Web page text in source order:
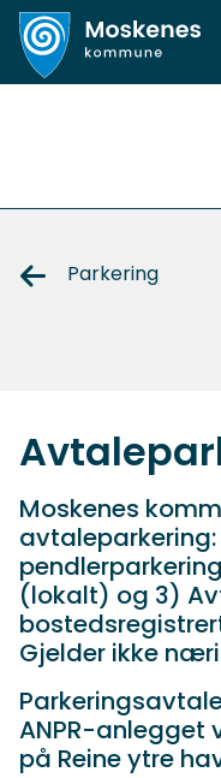
Parkering
Moskenes
(lokalt) og 3)
Gjelder ikke
ANPR-anlegget
på Reine ytre